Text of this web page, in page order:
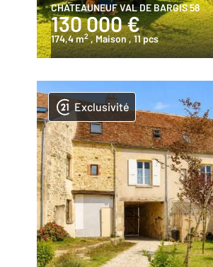
CHATEAUNEUF VAL DE BARGIS 58
130 000 €
174,4 m2 , Maison, 11 pcs
Exclusivité